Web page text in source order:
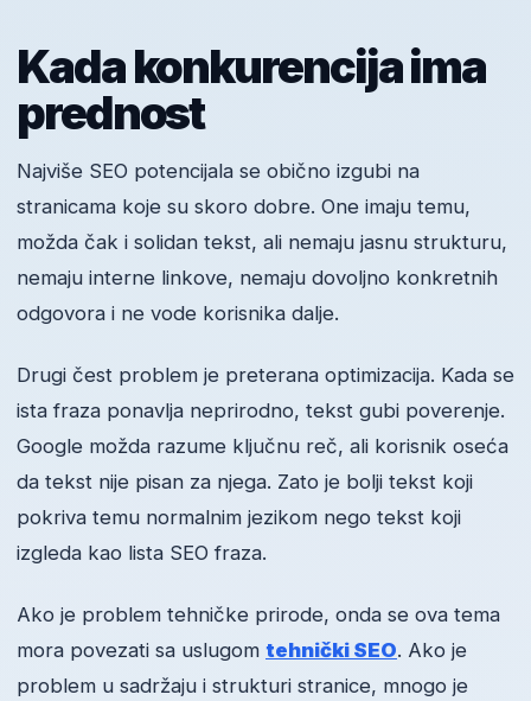
Kada konkurencija ima
prednost
Najviše SEO potencijala se obično izgubi na
stranicama koje su skoro dobre. One imaju temu,
možda čak i solidan tekst, ali nemaju jasnu strukturu,
nemaju interne linkove, nemaju dovoljno konkretnih
odgovora i ne vode korisnika dalje.
Drugi čest problem je preterana optimizacija. Kada se
ista fraza ponavlja neprirodno, tekst gubi poverenje.
Google možda razume ključnu reč, ali korisnik oseća
da tekst nije pisan za njega. Zato je bolji tekst koji
pokriva temu normalnim jezikom nego tekst koji
izgleda kao lista SEO fraza.
Ako je problem tehničke prirode, onda se ova tema
mora povezati sa uslugom tehnički SEO. Ako je
problem u sadržaju i strukturi stranice, mnogo je